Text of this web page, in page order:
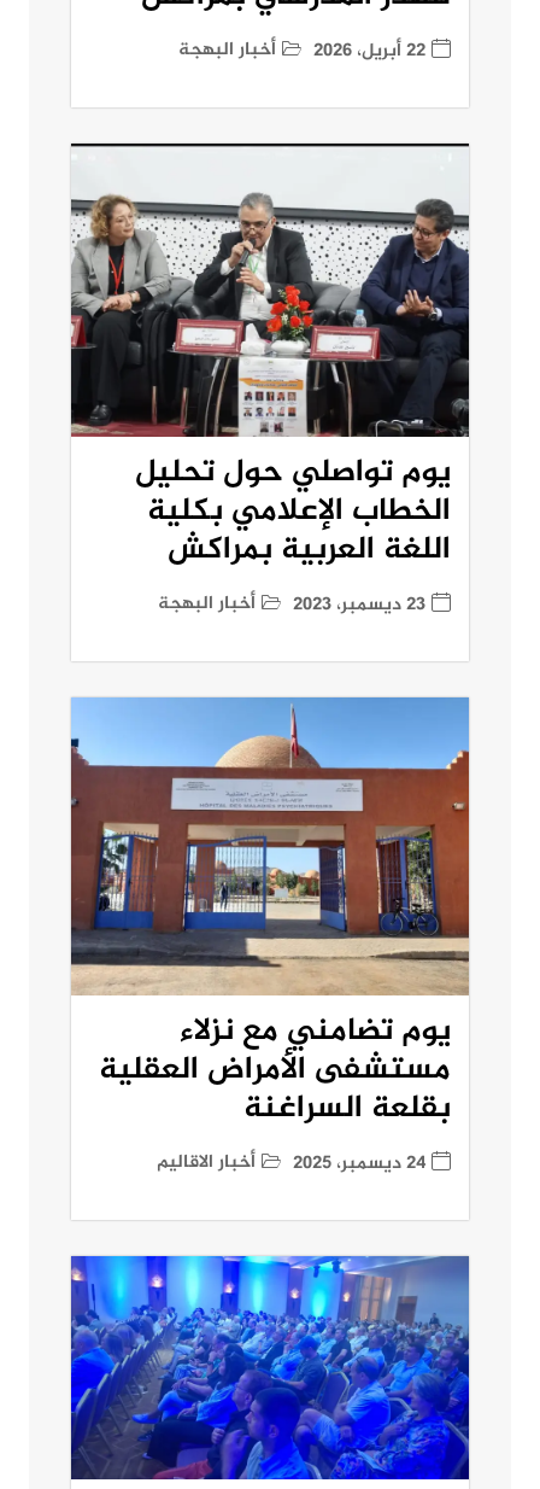
22 أبريل، 2026 أخبار البهجة
يوم تواصلي حول تحليل
الخطاب الإعلامي بكلية
اللغة العربية بمراكش
23 ديسمبر، 2023 أخبار البهجة
يوم تضامني مع نزلاء
مستشفى الأمراض العقلية
بقلعة السراغنة
24 ديسمبر، 2025 أخبار الاقاليم